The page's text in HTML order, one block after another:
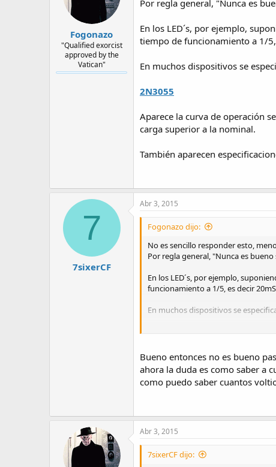
Fogonazo
"Qualified exorcist
approved by the
Vatican"
Por regla general, "Nunca es
En los LED´s, por ejemplo,
tiempo de funcionamiento a 1/
En muchos dispositivos se
2N3055
Aparece la curva de operación
carga superior a la nominal.
También aparecen
7
7sixerCF
Abr 3, 2015
Fogonazo dijo:
No es sencillo responder esto,
Por regla general, "Nunca es
En los LED´s, por ejemplo,
funcionamiento a 1/5, es decir
En muchos dispositivos se
Aparece la curva de operación
nominal.
También aparecen
Bueno entonces no es bueno
ahora la duda es como saber a
como puedo saber cuantos
Abr 3, 2015
7sixerCF dijo: